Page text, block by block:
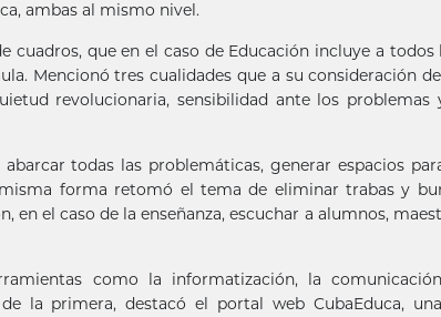
ambas al mismo nivel.
que en el caso de Educación incluye a todos
Mencionó tres cualidades que a su consideración
revolucionaria, sensibilidad ante los problemas
todas las problemáticas, generar espacios
forma retomó el tema de eliminar trabas y
el caso de la enseñanza, escuchar a alumnos,
como la informatización, la
la primera, destacó el portal web CubaEduca,